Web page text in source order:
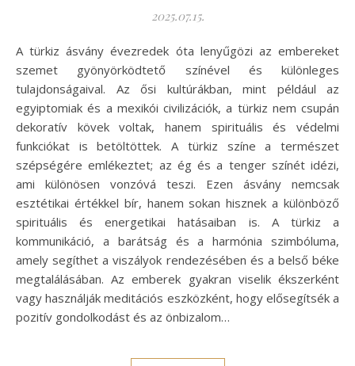
2025.07.15.
A türkiz ásvány évezredek óta lenyűgözi az embereket
szemet gyönyörködtető színével és különleges
tulajdonságaival. Az ősi kultúrákban, mint például az
egyiptomiak és a mexikói civilizációk, a türkiz nem csupán
dekoratív kövek voltak, hanem spirituális és védelmi
funkciókat is betöltöttek. A türkiz színe a természet
szépségére emlékeztet; az ég és a tenger színét idézi,
ami különösen vonzóvá teszi. Ezen ásvány nemcsak
esztétikai értékkel bír, hanem sokan hisznek a különböző
spirituális és energetikai hatásaiban is. A türkiz a
kommunikáció, a barátság és a harmónia szimbóluma,
amely segíthet a viszályok rendezésében és a belső béke
megtalálásában. Az emberek gyakran viselik ékszerként
vagy használják meditációs eszközként, hogy elősegítsék a
pozitív gondolkodást és az önbizalom…